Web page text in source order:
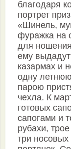
благодаря
портрет
«Шинель,
фуражка на
для
ему
казармах и
одну
парою
чехла. К
готовых
сапогами и
рубахи,
три носовых